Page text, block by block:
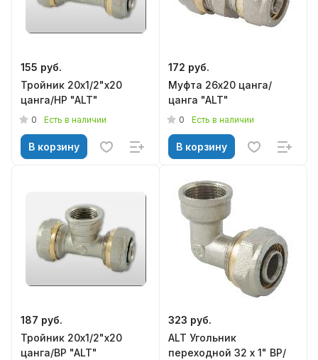
155 руб.
Тройник 20х1/2"х20
цанга/НР "ALT"
0 Есть в наличии
В корзину
172 руб.
Муфта 26х20 цанга/
цанга "ALT"
0 Есть в наличии
В корзину
187 руб.
Тройник 20х1/2"х20
цанга/ВР "ALT"
323 руб.
ALT Угольник
переходной 32 х 1" ВР/